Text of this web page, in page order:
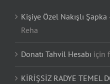
Kişiye Özel Nakışlı Şapka
Reha
Donatı Tahvil Hesabı için
KİRİŞSİZ RADYE TEMEL